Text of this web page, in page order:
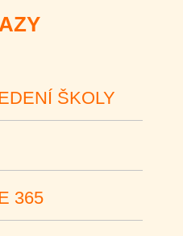
ŠKOLY
365